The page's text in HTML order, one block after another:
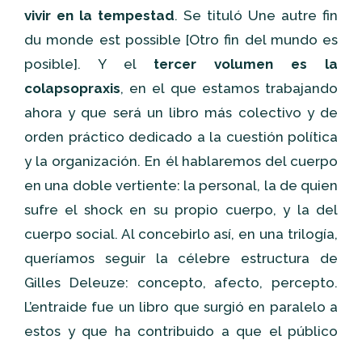
vivir en la tempestad. Se tituló Une autre fin
du monde est possible [Otro fin del mundo es
posible]. Y el tercer volumen es la
colapsopraxis, en el que estamos trabajando
ahora y que será un libro más colectivo y de
orden práctico dedicado a la cuestión política
y la organización. En él hablaremos del cuerpo
en una doble vertiente: la personal, la de quien
sufre el shock en su propio cuerpo, y la del
cuerpo social. Al concebirlo así, en una trilogía,
queríamos seguir la célebre estructura de
Gilles Deleuze: concepto, afecto, percepto.
L’entraide fue un libro que surgió en paralelo a
estos y que ha contribuido a que el público